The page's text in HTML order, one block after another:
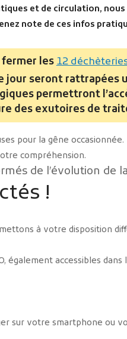
et de circulation,
note de ces infos
fermer les12
jour seront rattrapées
permettront
des exutoires de
pour la gêne occasionnée.
compréhension.
de l’évolution de
!
à votre disposition
également accessibles dans
sur votre smartphone ou